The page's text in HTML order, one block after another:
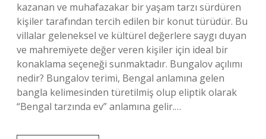
kazanan ve muhafazakar bir yaşam tarzı sürdüren
kişiler tarafından tercih edilen bir konut türüdür. Bu
villalar geleneksel ve kültürel değerlere saygı duyan
ve mahremiyete değer veren kişiler için ideal bir
konaklama seçeneği sunmaktadır. Bungalov açılımı
nedir? Bungalov terimi, Bengal anlamına gelen
bangla kelimesinden türetilmiş olup eliptik olarak
“Bengal tarzında ev” anlamına gelir.…